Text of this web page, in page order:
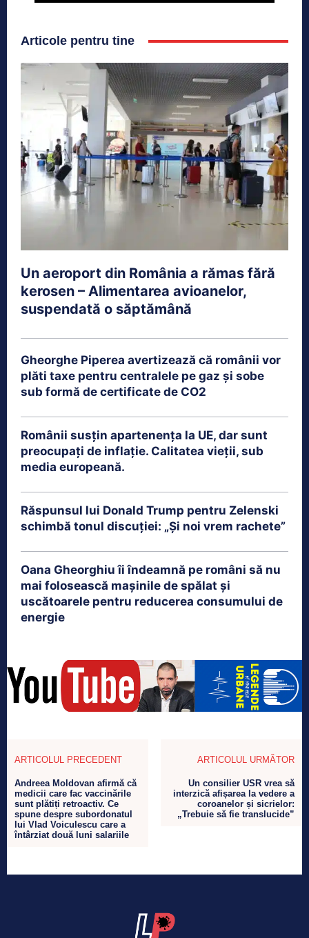
Articole pentru tine
Un aeroport din România a rămas fără
kerosen – Alimentarea avioanelor,
suspendată o săptămână
Gheorghe Piperea avertizează că românii vor
plăti taxe pentru centralele pe gaz și sobe
sub formă de certificate de CO2
Românii susțin apartenența la UE, dar sunt
preocupați de inflație. Calitatea vieții, sub
media europeană.
Răspunsul lui Donald Trump pentru Zelenski
schimbă tonul discuției: „Și noi vrem rachete”
Oana Gheorghiu îi îndeamnă pe români să nu
mai folosească mașinile de spălat și
uscătoarele pentru reducerea consumului de
energie
ARTICOLUL PRECEDENT
Andreea Moldovan afirmă că
medicii care fac vaccinările
sunt plătiți retroactiv. Ce
spune despre subordonatul
lui Vlad Voiculescu care a
întârziat două luni salariile
ARTICOLUL URMĂTOR
Un consilier USR vrea să
interzică afișarea la vedere a
coroanelor și sicrielor:
„Trebuie să fie translucide”